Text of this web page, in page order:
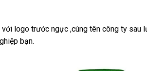
logo trước ngực ,cùng tên công ty sau
bạn.